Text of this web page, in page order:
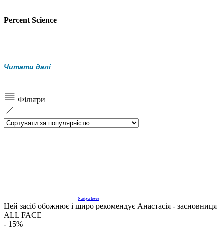
Percent Science
досягнення максимальних результатів у догляді за шкірою.
Читати далі
Фільтри
Nastya loves
Цей засіб обожнює і щиро рекомендує Анастасія - засновниця
ALL FACE
- 15%